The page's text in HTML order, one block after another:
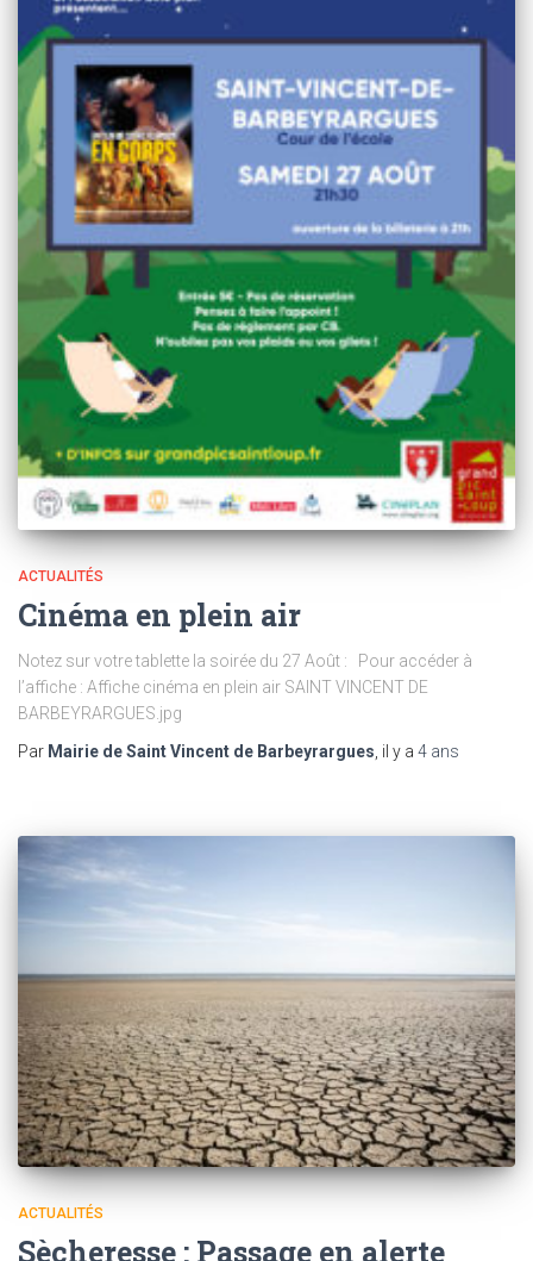
ACTUALITÉS
Cinéma en plein air
Notez sur votre tablette la soirée du 27 Août : Pour accéder à
l’affiche : Affiche cinéma en plein air SAINT VINCENT DE
BARBEYRARGUES.jpg
Par Mairie de Saint Vincent de Barbeyrargues , il y a 4 ans
ACTUALITÉS
Sècheresse : Passage en alerte